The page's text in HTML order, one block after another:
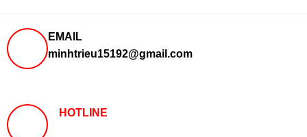
EMAIL
minhtrieu15192@gmail.com
HOTLINE